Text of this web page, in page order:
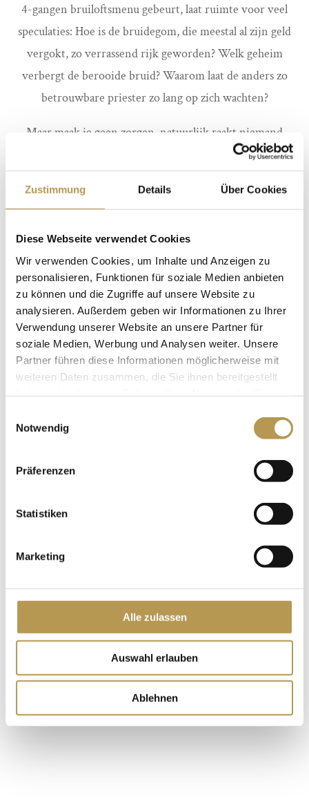
Zustimmung Details Über Cookies
Diese Webseite verwendet Cookies
Wir verwenden Cookies, um Inhalte und Anzeigen zu
personalisieren, Funktionen für soziale Medien anbieten
zu können und die Zugriffe auf unsere Website zu
analysieren. Außerdem geben wir Informationen zu Ihrer
Verwendung unserer Website an unsere Partner für
soziale Medien, Werbung und Analysen weiter. Unsere
Partner führen diese Informationen möglicherweise mit
weiteren Daten zusammen, die Sie ihnen bereitgestellt
Notwendig
Präferenzen
Statistiken
Marketing
Alle zulassen
Auswahl erlauben
Ablehnen
4-gangen bruiloftsmenu gebeurt, laat ruimte voor veel
speculaties: Hoe is de bruidegom, die meestal al zijn geld
vergokt, zo verrassend rijk geworden? Welk geheim
verbergt de berooide bruid? Waarom laat de anders zo
betrouwbare priester zo lang op zich wachten?
Maar maak je geen zorgen, natuurlijk raakt niemand
gewond op een bruiloft. Of misschien wel!
Afspraak:
BOEK DIRECT ONLINE:
Crime diner met 2 overnachtingen, wellness &
meer
RESERVEER NU
Alleen kaartjes voor het mysteriediner: